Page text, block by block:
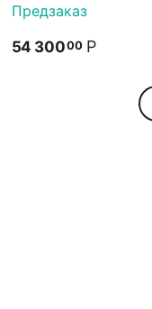
Предзаказ
54 30000 Р